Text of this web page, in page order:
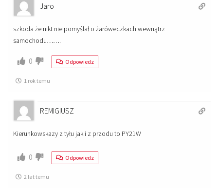
Jaro
szkoda że nikt nie pomyślał o żaróweczkach wewnątrz
samochodu…….
0 Odpowiedz
1 rok temu
REMIGIUSZ
Kierunkowskazy z tyłu jak i z przodu to PY21W
0 Odpowiedz
2 lat temu